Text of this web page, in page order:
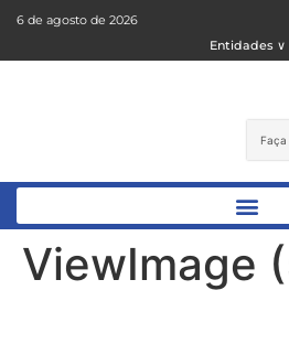
6 de agosto de 2026
Entidades ∨
ViewImage